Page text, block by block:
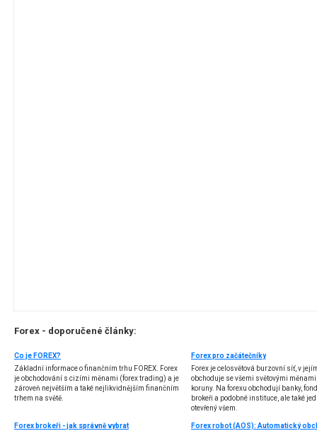
Forex - doporučené články:
Co je FOREX?
Základní informace o finančním trhu FOREX. Forex
je obchodování s cizími měnami (forex trading) a je
zároveň největším a také nejlikvidnějším finančním
trhem na světě.
Forex pro začátečníky
Forex je celosvětová burzovní síť, v
obchoduje se všemi světovými
koruny. Na forexu obchodují banky,
brokeři a podobné instituce, ale také
otevřený všem.
Forex brokeři - jak správně vybrat